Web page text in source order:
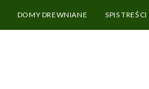
DOMY DREWNIANE SPIS TREŚCI